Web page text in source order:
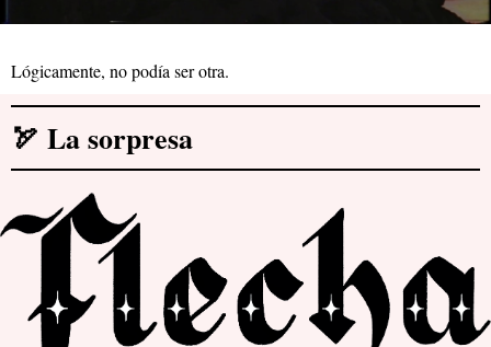
Lógicamente, no podía ser otra.
🏹 La sorpresa